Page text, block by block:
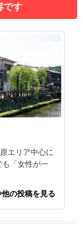
です
エリア中心に
「女性が一
の投稿を見る